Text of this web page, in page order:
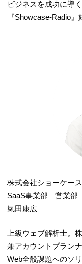
ビジネスを成功に導
『Showcase-Radio』
株式会社ショーケース
SaaS事業部 営業部
氣田康広
上級ウェブ解析士。
兼アカウントプラン
Web全般課題へのソ